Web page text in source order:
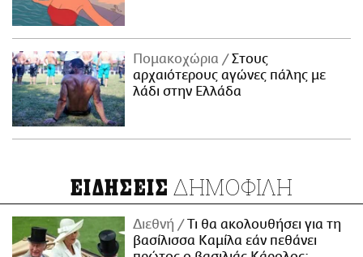
Πομακοχώρια
Στους
αρχαιότερους αγώνες πάλης με
λάδι στην Ελλάδα
ΕΙΔΗΣΕΙΣ ΔΗΜΟΦΙΛΗ
Διεθνή
Τι θα ακολουθήσει για τη
βασίλισσα Καμίλα εάν πεθάνει